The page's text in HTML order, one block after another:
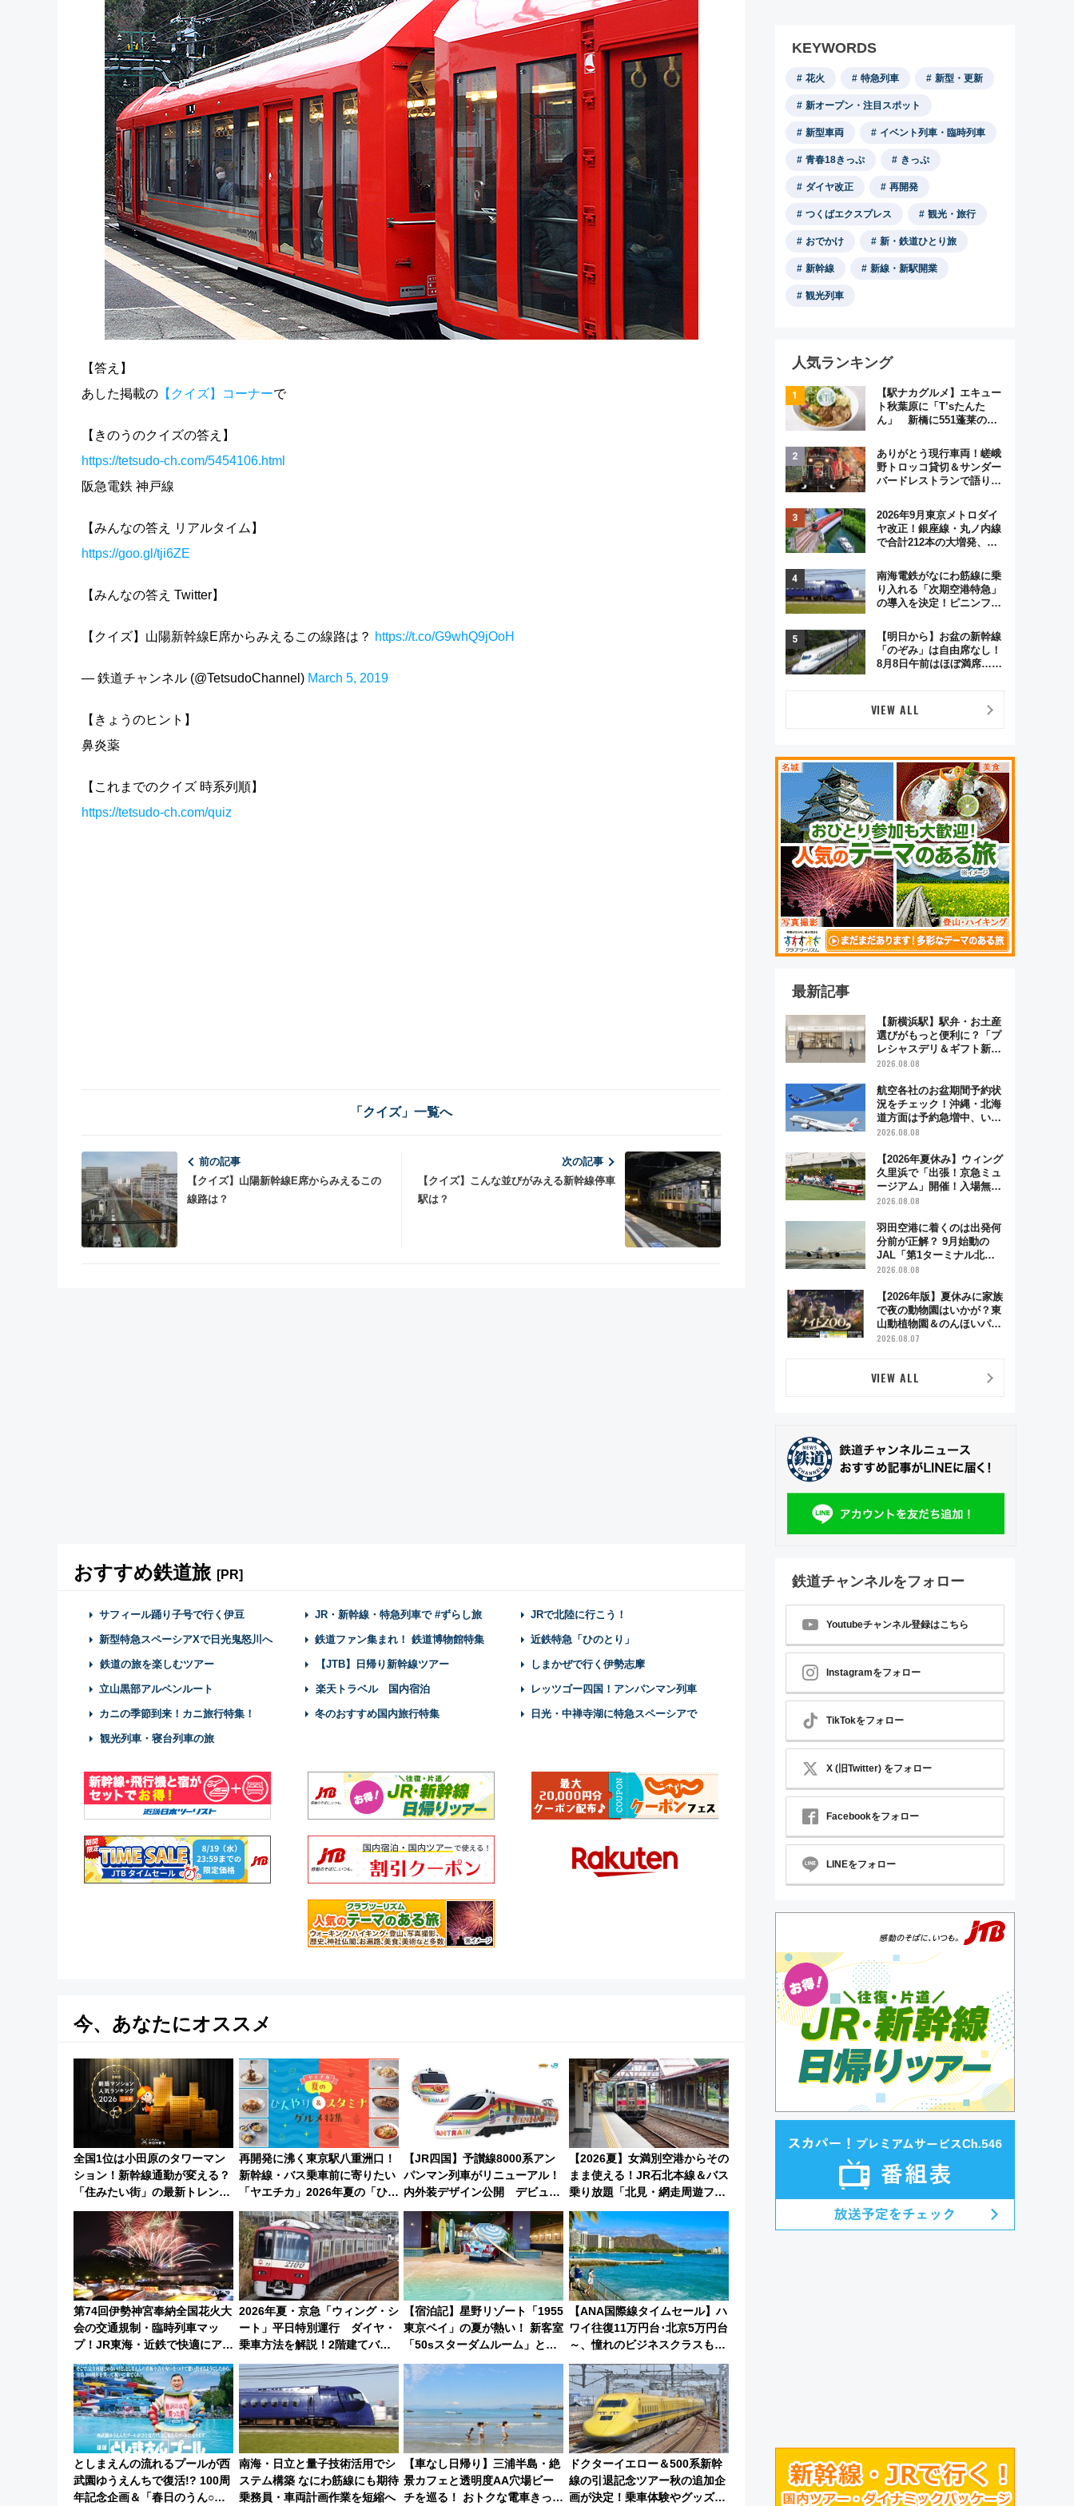
【答え】
あした掲載の 【クイズ】コーナーで
【きのうのクイズの答え】
https://tetsudo-ch.com/5454106.html
阪急電鉄 神戸線
【みんなの答え リアルタイム】
https://goo.gl/tji6ZE
【みんなの答え Twitter】
【クイズ】山陽新幹線E席からみえるこの線路は？ https://t.co/G9whQ9jOoH
— 鉄道チャンネル (@TetsudoChannel) March 5, 2019
【きょうのヒント】
鼻炎薬
【これまでのクイズ 時系列順】
https://tetsudo-ch.com/quiz
「クイズ」一覧へ
前の記事
【クイズ】山陽新幹線E席からみえるこの
線路は？
次の記事
【クイズ】こんな並びがみえる新幹線停車
駅は？
おすすめ鉄道旅 [PR]
サフィール踊り子号で行く伊豆 JR・新幹線・特急列車で #ずらし旅 JRで北陸に行こう！
新型特急スペーシアXで日光鬼怒川へ 鉄道ファン集まれ！ 鉄道博物館特集 近鉄特急「ひのとり」
鉄道の旅を楽しむツアー 【JTB】日帰り新幹線ツアー しまかぜで行く伊勢志摩
立山黒部アルペンルート 楽天トラベル 国内宿泊 レッツゴー四国！アンパンマン列車
カニの季節到来！カニ旅行特集！ 冬のおすすめ国内旅行特集 日光・中禅寺湖に特急スペーシアで
観光列車・寝台列車の旅
今、あなたにオススメ
全国1位は小田原のタワーマン
ション！新幹線通勤が変える？
「住みたい街」の最新トレンド
【新築マンション人気ランキン
再開発に沸く東京駅八重洲口！
新幹線・バス乗車前に寄りたい
「ヤエチカ」2026年夏の「ひん
やり＆スタミナグルメ」6選
【新店舗も！】
【JR四国】予讃線8000系アン
パンマン列車がリニューアル！
内外装デザイン公開 デビュー
は今年12月
【2026夏】女満別空港からその
まま使える！JR石北本線＆バス
乗り放題「北見・網走周遊フリ
ーパス」でおトクに道東観光
（8/3発売）
第74回伊勢神宮奉納全国花火大
会の交通規制・臨時列車マッ
プ！JR東海・近鉄で快適にアク
セス
2026年夏・京急「ウィング・シ
ート」平日特別運行 ダイヤ・
乗車方法を解説！2階建てバス
や三浦海岸を堪能できるお出か
けプランもご紹介
【宿泊記】星野リゾート「1955
東京ベイ」の夏が熱い！ 新客室
「50sスターダムルーム」とア
メリカングルメ＆絶品スイーツ
を満喫（千葉県浦安市）
【ANA国際線タイムセール】ハ
ワイ往復11万円台･北京5万円台
～、憧れのビジネスクラスも！
来春のGW旅行まで狙える激ア
ツ路線まとめ（8/10まで）
としまえんの流れるプールが西
武園ゆうえんちで復活!? 100周
年記念企画＆「春日のうん○ス
南海・日立と量子技術活用でシ
ステム構築 なにわ筋線にも期待
乗務員・車両計画作業を短縮へ
【車なし日帰り】三浦半島・絶
景カフェと透明度AA穴場ビー
チを巡る！ おトクな電車きっぷ
ドクターイエロー＆500系新幹
線の引退記念ツアー秋の追加企
画が決定！乗車体験やグッズ・
KEYWORDS
花火 特急列車 新型・更新
新オープン・注目スポット
新型車両 イベント列車・臨時列車
青春18きっぷ きっぷ
ダイヤ改正 再開発
つくばエクスプレス 観光・旅行
おでかけ 新・鉄道ひとり旅
新幹線 新線・新駅開業
観光列車
人気ランキング
【駅ナカグルメ】エキュー
ト秋葉原に「T’sたんた
ん」 新橋に551蓬莱の
オムライス専門店「肉とた
まご」新グルメ続々登場！
【2026年8月】
ありがとう現行車両！嵯峨
野トロッコ貸切＆サンダー
バードレストランで語り合
原トシヒロと行く！9月13
日「京都の鉄道満喫ツア
ー」開催
2026年9月東京メトロダイ
ヤ改正！銀座線・丸ノ内線
で合計212本の大増発、混
南海電鉄がなにわ筋線に乗
り入れる「次期空港特急」
の導入を決定！ピニンファ
デザイン
【明日から】お盆の新幹線
「のぞみ」は自由席なし！
8月8日午前はほぼ満席…で
「空席」探しのコツ
VIEW ALL
最新記事
【新横浜駅】駅弁・お土産
選びがもっと便利に？「プ
レシャスデリ＆ギフト新横
浜」がオープン 場所や営
2026.08.08
航空各社のお盆期間予約状
況をチェック！沖縄・北海
道方面は予約急増中、いま
から狙うべき日は？
2026.08.08
【2026年夏休み】ウィング
久里浜で「出張！京急ミュ
ージアム」開催！入場無料
でスタンプラリーや子ども
2026.08.08
羽田空港に着くのは出発何
分前が正解？ 9月始動の
JAL「第1ターミナル北側
サテライト」は徒歩1キロ
点まとめ
2026.08.08
【2026年版】夏休みに家族
で夜の動物園はいかが？東
山動植物園＆のんほいパー
ク「ナイトZOO」開催情報
2026.08.07
VIEW ALL
鉄道チャンネルをフォロー
Youtubeチャンネル登録はこちら
Instagramをフォロー
TikTokをフォロー
X (旧Twitter) をフォロー
Facebookをフォロー
LINEをフォロー